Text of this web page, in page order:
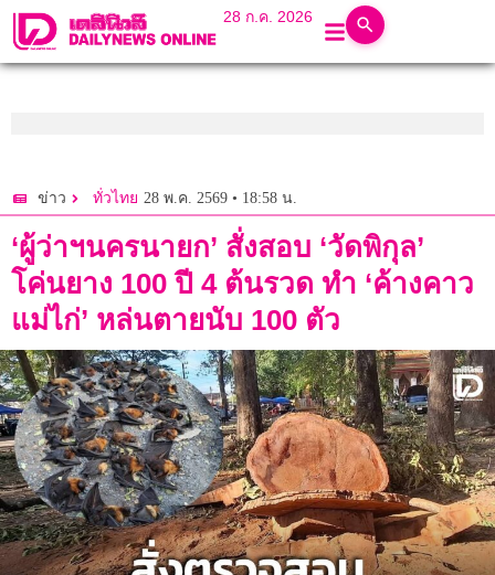
28 ก.ค. 2026
ข่าว ทั่วไทย 28 พ.ค. 2569 • 18:58 น.
‘ผู้ว่าฯนครนายก’ สั่งสอบ ‘วัดพิกุล’
โค่นยาง 100 ปี 4 ต้นรวด ทำ ‘ค้างคาว
แม่ไก่’ หล่นตายนับ 100 ตัว